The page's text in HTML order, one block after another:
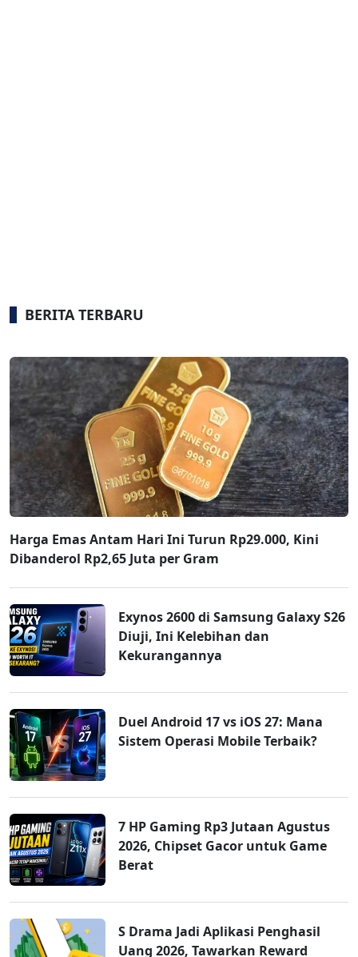
BERITA TERBARU
Harga Emas Antam Hari Ini Turun Rp29.000, Kini
Dibanderol Rp2,65 Juta per Gram
Exynos 2600 di Samsung Galaxy S26
Diuji, Ini Kelebihan dan
Kekurangannya
Duel Android 17 vs iOS 27: Mana
Sistem Operasi Mobile Terbaik?
7 HP Gaming Rp3 Jutaan Agustus
2026, Chipset Gacor untuk Game
Berat
S Drama Jadi Aplikasi Penghasil
Uang 2026, Tawarkan Reward